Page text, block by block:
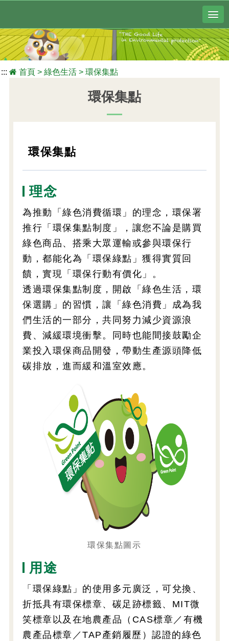
::: 首頁> 綠色生活> 環保集點
環保集點
環保集點
理念
為推動「綠色消費循環」的理念，環保署
推行「環保集點制度」，讓您不論是購買
綠色商品、搭乘大眾運輸或參與環保行
動，都能化為「環保綠點」獲得實質回
饋，實現「環保行動有價化」。
透過環保集點制度，開啟「綠色生活，環
保選購」的習慣，讓「綠色消費」成為我
們生活的一部分，共同努力減少資源浪
費、減緩環境衝擊。同時也能間接鼓勵企
業投入環保商品開發，帶動生產源頭降低
碳排放，進而緩和溫室效應。
環保集點圖示
用途
「環保綠點」的使用多元廣泛，可兌換、
折抵具有環保標章、碳足跡標籤、MIT微
笑標章以及在地農產品（CAS標章／有機
農產品標章／TAP產銷履歷）認證的綠色